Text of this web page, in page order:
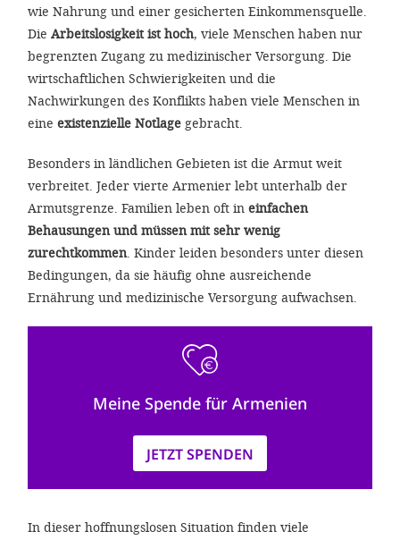
wie Nahrung und einer gesicherten Einkommensquelle.
Die Arbeitslosigkeit ist hoch, viele Menschen haben nur
begrenzten Zugang zu medizinischer Versorgung. Die
wirtschaftlichen Schwierigkeiten und die
Nachwirkungen des Konflikts haben viele Menschen in
eine existenzielle Notlage gebracht.
Besonders in ländlichen Gebieten ist die Armut weit
verbreitet. Jeder vierte Armenier lebt unterhalb der
Armutsgrenze. Familien leben oft in einfachen
Behausungen und müssen mit sehr wenig
zurechtkommen. Kinder leiden besonders unter diesen
Bedingungen, da sie häufig ohne ausreichende
Ernährung und medizinische Versorgung aufwachsen.
Meine Spende für Armenien
JETZT SPENDEN
In dieser hoffnungslosen Situation finden viele